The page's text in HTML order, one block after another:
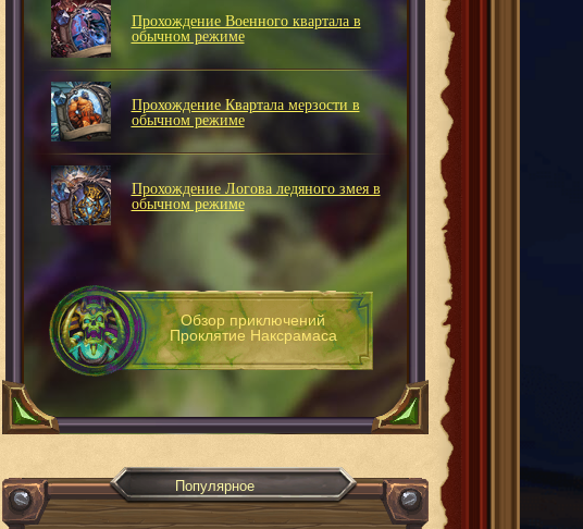
Прохождение Военного квартала в
обычном режиме
Прохождение Квартала мерзости в
обычном режиме
Прохождение Логова ледяного змея в
обычном режиме
Обзор приключений
Проклятие Наксрамаса
Популярное